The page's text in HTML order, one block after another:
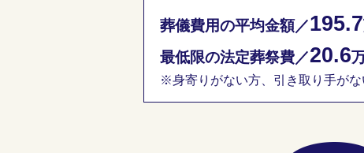
葬儀費用の平均金額／195.7
最低限の法定葬祭費／20.6
※身寄りがない方、引き取り手がな